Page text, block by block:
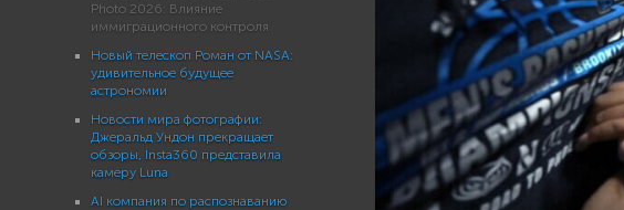
Photo 2026: Влияние
иммиграционного контроля
Новый телескоп Роман от NASA:
удивительное будущее
астрономии
Новости мира фотографии:
Джеральд Ундон прекращает
обзоры, Insta360 представила
камеру Luna
AI компания по распознаванию